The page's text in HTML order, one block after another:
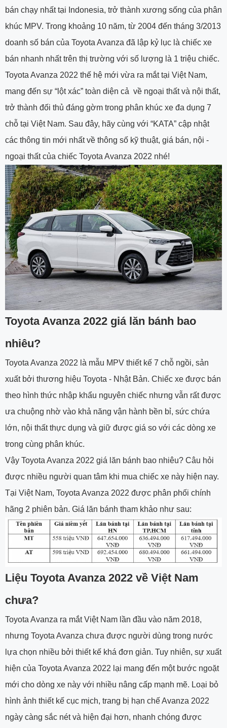
bán chạy nhất tại Indonesia, trở thành xương sống của phân
khúc MPV. Trong khoảng 10 năm, từ 2004 đến tháng 3/2013
doanh số bán của Toyota Avanza đã lập kỷ lục là chiếc xe
bán nhanh nhất trên thị trường với số lượng là 1 triệu chiếc.
Toyota Avanza 2022 thế hệ mới vừa ra mắt tại Việt Nam,
mang đến sự “lột xác” toàn diện cả về ngoại thất và nội thất,
trở thành đối thủ đáng gờm trong phân khúc xe đa dụng 7
chỗ tại Việt Nam. Sau đây, hãy cùng với “KATA” cập nhật
các thông tin mới nhất về thông số kỹ thuật, giá bán, nội -
ngoại thất của chiếc Toyota Avanza 2022 nhé!
Toyota Avanza 2022 giá lăn bánh bao
nhiêu?
Toyota Avanza 2022 là mẫu MPV thiết kế 7 chỗ ngồi, sản
xuất bởi thương hiệu Toyota - Nhật Bản. Chiếc xe được bán
theo hình thức nhập khẩu nguyên chiếc nhưng vẫn rất được
ưa chuộng nhờ vào khả năng vận hành bền bỉ, sức chứa
lớn, nội thất thực dụng và giữ được giá so với các dòng xe
trong cùng phân khúc.
Vậy Toyota Avanza 2022 giá lăn bánh bao nhiêu? Câu hỏi
được nhiều người quan tâm khi mua chiếc xe này hiện nay.
Tại Việt Nam, Toyota Avanza 2022 được phân phối chính
hãng 2 phiên bản. Giá lăn bánh tham khảo như sau:
Liệu Toyota Avanza 2022 về Việt Nam
chưa?
Toyota Avanza ra mắt Việt Nam lần đầu vào năm 2018,
nhưng Toyota Avanza chưa được người dùng trong nước
lựa chọn nhiều bởi thiết kế khá đơn giản. Tuy nhiên, sự xuất
hiện của Toyota Avanza 2022 lại mang đến một bước ngoặt
mới cho dòng xe này với nhiều nâng cấp mạnh mẽ. Loại bỏ
hình ảnh thiết kế cục mịch, trang bị hạn chế Avanza 2022
ngày càng sắc nét và hiện đại hơn, nhanh chóng được